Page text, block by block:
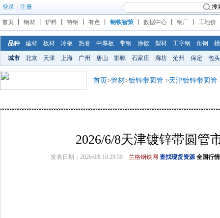
登录 注册 搜
首页 钢材 炉料 特钢 有色 钢铁智策 数据中心 钢厂 工地价
品种 建材 板材 冷板 热卷 中厚板 带钢 涂镀 型材 工字钢 角钢
城市 北京 天津 上海 广州 唐山 邯郸 石家庄 廊坊 沧州 保定 包头
首页>管材>镀锌带圆管 >天津镀锌带圆管
2026/6/8天津镀锌带圆管
发表日期：2026/6/8 10:29:59 兰格钢铁网 查找现货资源 全国行